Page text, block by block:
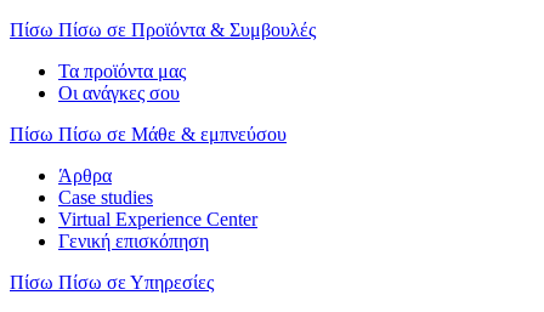
Πίσω Πίσω σε Προϊόντα & Συμβουλές
Τα προϊόντα μας
Οι ανάγκες σου
Πίσω Πίσω σε Μάθε & εμπνεύσου
Άρθρα
Case studies
Virtual Experience Center
Γενική επισκόπηση
Πίσω Πίσω σε Υπηρεσίες